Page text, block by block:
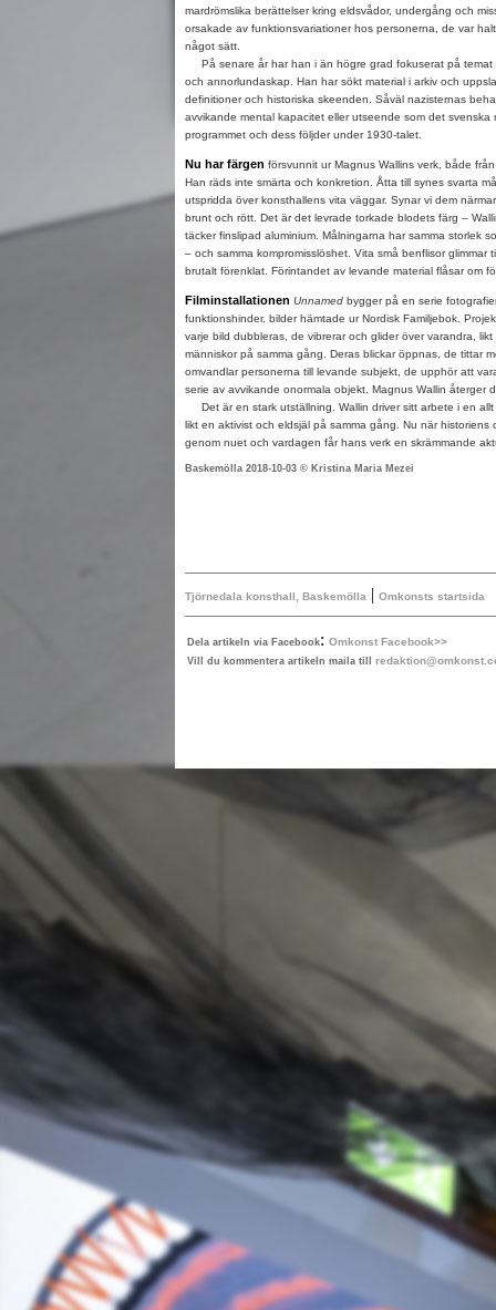
mardrömslika berättelser kring eldsvådor, undergång och
orsakade av funktionsvariationer hos personerna, de var
något sätt.
På senare år har han i än högre grad fokuserat på temat
och annorlundaskap. Han har sökt material i arkiv och
definitioner och historiska skeenden. Såväl nazisternas
avvikande mental kapacitet eller utseende som det svenska
programmet och dess följder under 1930-talet.
Nu har färgen försvunnit ur Magnus Wallins verk, både
Han räds inte smärta och konkretion. Åtta till synes svarta
utspridda över konsthallens vita väggar. Synar vi dem
brunt och rött. Det är det levrade torkade blodets färg –
täcker finslipad aluminium. Målningarna har samma storlek
– och samma kompromisslöshet. Vita små benflisor glimmar
brutalt förenklat. Förintandet av levande material flåsar om
Filminstallationen Unnamed bygger på en serie
funktionshinder, bilder hämtade ur Nordisk Familjebok.
varje bild dubbleras, de vibrerar och glider över varandra,
människor på samma gång. Deras blickar öppnas, de tittar
omvandlar personerna till levande subjekt, de upphör att
serie av avvikande onormala objekt. Magnus Wallin återger
Det är en stark utställning. Wallin driver sitt arbete i en allt
likt en aktivist och eldsjäl på samma gång. Nu när historiens
genom nuet och vardagen får hans verk en skrämmande
Baskemölla 2018-10-03 © Kristina Maria Mezei
Tjörnedala konsthall, Baskemölla | Omkonsts startsida
Dela artikeln via Facebook: Omkonst Facebook>>
Vill du kommentera artikeln maila till